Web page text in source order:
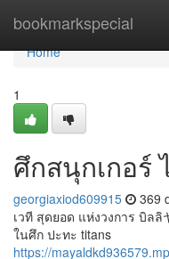
bookmarkspecial
Home
Home
1
ศึกสนุกเกอร์
georgiaxiod609915 369
เวที สุดยอด แห่งวงการ บิล
ในศึก ปะทะ titans
https://